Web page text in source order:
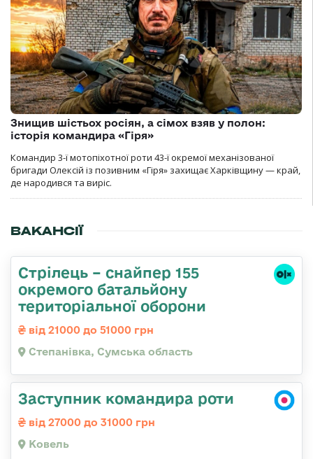
Знищив шістьох росіян, а сімох взяв у полон:
історія командира «Гіря»
Командир 3-ї мотопіхотної роти 43-ї окремої механізованої
бригади Олексій із позивним «Гіря» захищає Харківщину — край,
де народився та виріс.
ВАКАНСІЇ
Стрілець – снайпер 155
окремого батальйону
територіальної оборони
від 21000 до 51000 грн
Степанівка, Сумська область
Заступник командира роти
від 27000 до 31000 грн
Ковель